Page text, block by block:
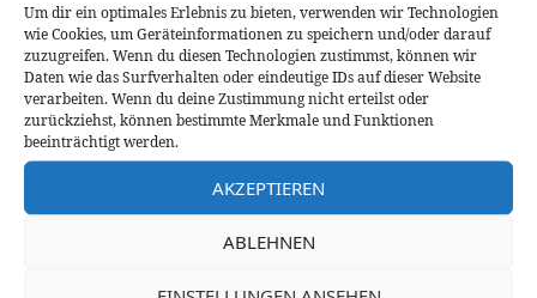
Um dir ein optimales Erlebnis zu bieten, verwenden wir Technologien
wie Cookies, um Geräteinformationen zu speichern und/oder darauf
zuzugreifen. Wenn du diesen Technologien zustimmst, können wir
Daten wie das Surfverhalten oder eindeutige IDs auf dieser Website
verarbeiten. Wenn du deine Zustimmung nicht erteilst oder
zurückziehst, können bestimmte Merkmale und Funktionen
beeinträchtigt werden.
AKZEPTIEREN
ABLEHNEN
Außerdem haben wir eine spontane Zusage von
einem Teil unserer besten Spieler vom TCG
bekommen, die uns ein Showmatch der
Spitzenklasse präsentieren werden.
Zudem haben die Tenniskinder die Möglichkeit an
diesem Nachmittag das DTB Sportabzeichen zu
erlangen.